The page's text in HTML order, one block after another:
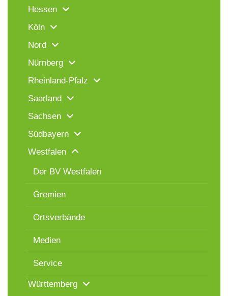
Hessen
Köln
Nord
Nürnberg
Rheinland-Pfalz
Saarland
Sachsen
Südbayern
Westfalen
Der BV Westfalen
Gremien
Ortsverbände
Medien
Service
Württemberg